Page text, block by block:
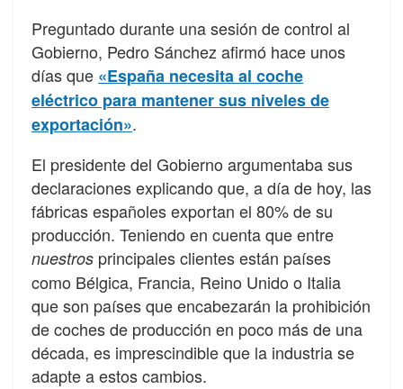
Preguntado durante una sesión de control al
Gobierno, Pedro Sánchez afirmó hace unos
días que «España necesita al coche
eléctrico para mantener sus niveles de
exportación».
El presidente del Gobierno argumentaba sus
declaraciones explicando que, a día de hoy, las
fábricas españoles exportan el 80% de su
producción. Teniendo en cuenta que entre
nuestros principales clientes están países
como Bélgica, Francia, Reino Unido o Italia
que son países que encabezarán la prohibición
de coches de producción en poco más de una
década, es imprescindible que la industria se
adapte a estos cambios.